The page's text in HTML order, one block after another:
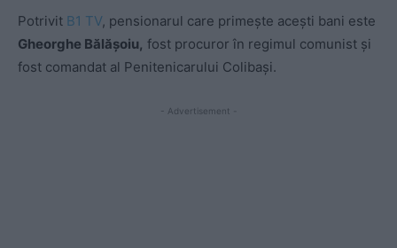
Potrivit B1 TV, pensionarul care primește acești bani este
Gheorghe Bălășoiu, fost procuror în regimul comunist și
fost comandat al Penitenicarului Colibași.
- Advertisement -